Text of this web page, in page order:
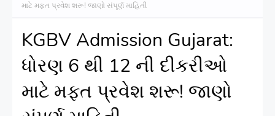
માટે મફત પ્રવેશ શરૂ! જાણો સંપૂર્ણ માહિતી
KGBV Admission Gujarat:
ધોરણ 6 થી 12 ની દીકરીઓ
માટે મફત પ્રવેશ શરૂ! જાણો